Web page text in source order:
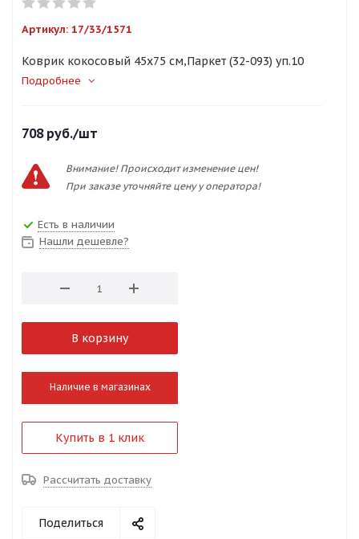
Артикул: 17/33/1571
Коврик кокосовый 45х75 см,Паркет (32-093) уп.10
Подробнее
708руб./шт
Внимание! Происходит изменение цен!
При заказе уточняйте цену у оператора!
Есть в наличии
Нашли дешевле?
В корзину
Наличие в магазинах
Купить в 1 клик
Рассчитать доставку
Поделиться